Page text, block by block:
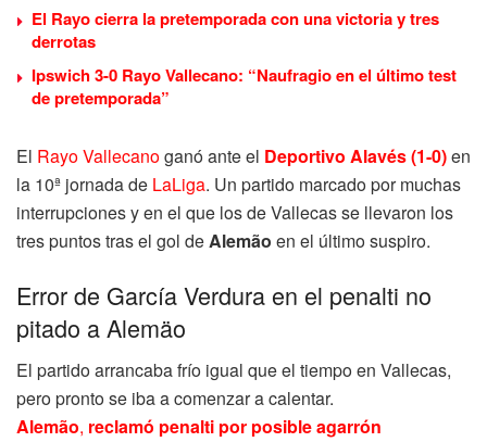
El Rayo cierra la pretemporada con una victoria y tres
derrotas
Ipswich 3-0 Rayo Vallecano: “Naufragio en el último test
de pretemporada”
El Rayo Vallecanoganó ante el Deportivo Alavés (1-0)en
la 10ª jornada de LaLiga. Un partido marcado por muchas
interrupciones y en el que los de Vallecas se llevaron los
tres puntos tras el gol deAlemão en el último suspiro.
Error de García Verdura en el penalti no
pitado a Alemäo
El partido arrancaba frío igual que el tiempo en Vallecas,
pero pronto se iba a comenzar a calentar.
Alemão, reclamó penalti por posible agarrón